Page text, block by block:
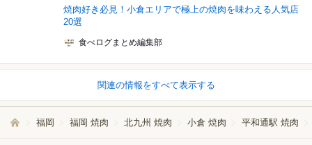
焼肉好き必見！小倉エリアで極上の焼肉を味わえる人気店
20選
食べログまとめ編集部
関連の情報をすべて表示する
福岡 福岡 焼肉 北九州 焼肉 小倉 焼肉 平和通駅 焼肉